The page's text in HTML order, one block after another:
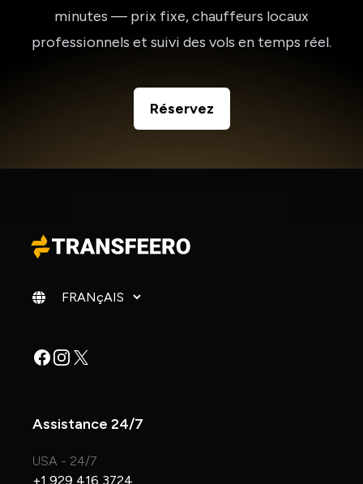
minutes — prix fixe, chauffeurs locaux
professionnels et suivi des vols en temps réel.
Réservez
Changer de langue
Facebook
Instagram
X
Assistance 24/7
USA - 24/7
+1 929 416 3724